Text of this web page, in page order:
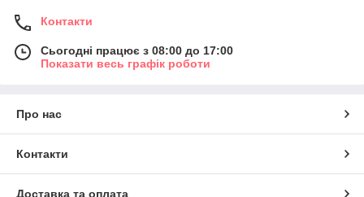
Контакти
Сьогодні працює з 08:00 до 17:00
Показати весь графік роботи
Про нас
Контакти
Доставка та оплата